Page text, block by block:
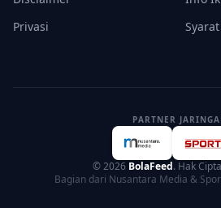
Privasi
PARTNER
© 2026 BolaFeed. Hak
Bagian dari Nusantara Media &